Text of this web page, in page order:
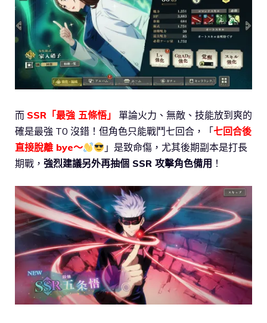
而 SSR「最強 五條悟」
單論火力、無敵、技能放到爽的
確是最強 T0 沒錯！但角色只能戰鬥七回合，「七回合後
直接脫離 bye～
」是致命傷，尤其後期副本是打長
期戰， 強烈建議另外再抽個 SSR 攻擊角色備用 ！